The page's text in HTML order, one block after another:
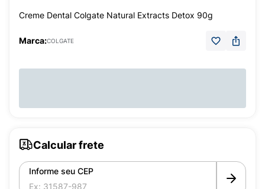
Creme Dental Colgate Natural Extracts Detox 90g
Marca:COLGATE
Calcular frete
Informe seu CEP